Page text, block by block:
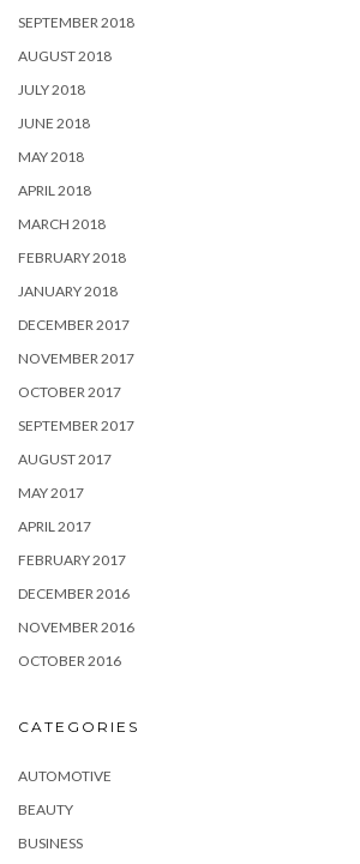
SEPTEMBER 2018
AUGUST 2018
JULY 2018
JUNE 2018
MAY 2018
APRIL 2018
MARCH 2018
FEBRUARY 2018
JANUARY 2018
DECEMBER 2017
NOVEMBER 2017
OCTOBER 2017
SEPTEMBER 2017
AUGUST 2017
MAY 2017
APRIL 2017
FEBRUARY 2017
DECEMBER 2016
NOVEMBER 2016
OCTOBER 2016
CATEGORIES
AUTOMOTIVE
BEAUTY
BUSINESS